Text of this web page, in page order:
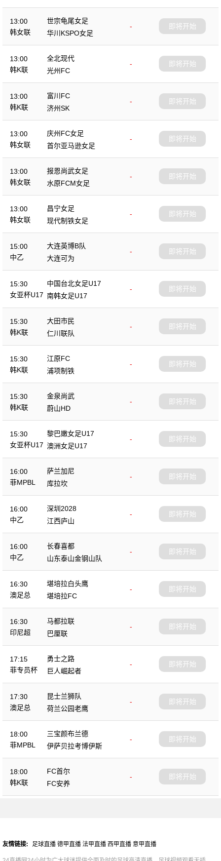
13:00
韩女联
世宗龟尾女足
-
华川KSPO女足
即将开始
13:00
韩K联
全北现代
-
光州FC
即将开始
13:00
韩K联
富川FC
-
济州SK
即将开始
13:00
韩女联
庆州FC女足
-
首尔亚马逊女足
即将开始
13:00
韩女联
报恩尚武女足
-
水原FCM女足
即将开始
13:00
韩女联
昌宁女足
-
现代制铁女足
即将开始
15:00
中乙
大连英博B队
-
大连可为
即将开始
15:30
女亚杯U17
中国台北女足U17
-
南韩女足U17
即将开始
15:30
韩K联
大田市民
-
仁川联队
即将开始
15:30
韩K联
江原FC
-
浦项制铁
即将开始
15:30
韩K联
金泉尚武
-
蔚山HD
即将开始
15:30
女亚杯U17
黎巴嫩女足U17
-
澳洲女足U17
即将开始
16:00
菲MPBL
萨兰加尼
-
库拉坎
即将开始
16:00
中乙
深圳2028
-
江西庐山
即将开始
16:00
中乙
长春喜都
-
山东泰山金钢山队
即将开始
16:30
澳足总
堪培拉白头鹰
-
堪培拉FC
即将开始
16:30
印尼超
马都拉联
-
巴厘联
即将开始
17:15
菲专员杯
勇士之路
-
巨人崛起者
即将开始
17:30
澳足总
昆士兰狮队
-
荷兰公园老鹰
即将开始
18:00
菲MPBL
三宝颜布兰德
-
伊萨贝拉考博伊斯
即将开始
18:00
韩K联
FC首尔
-
FC安养
即将开始
友情链接: 足球直播 德甲直播 法甲直播 西甲直播 意甲直播